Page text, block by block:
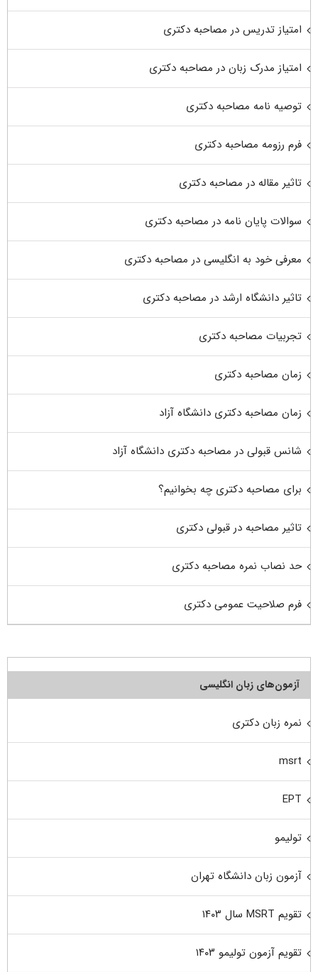
امتیاز تدریس در مصاحبه دکتری
امتیاز مدرک زبان در مصاحبه دکتری
توصیه نامه مصاحبه دکتری
فرم رزومه مصاحبه دکتری
تاثیر مقاله در مصاحبه دکتری
سوالات پایان نامه در مصاحبه دکتری
معرفی خود به انگلیسی در مصاحبه دکتری
تاثیر دانشگاه ارشد در مصاحبه دکتری
تجربیات مصاحبه دکتری
زمان مصاحبه دکتری
زمان مصاحبه دکتری دانشگاه آزاد
شانس قبولی در مصاحبه دکتری دانشگاه آزاد
برای مصاحبه دکتری چه بخوانیم؟
تاثیر مصاحبه در قبولی دکتری
حد نصاب نمره مصاحبه دکتری
فرم صلاحیت عمومی دکتری
آزمون‌های زبان انگلیسی
نمره زبان دکتری
msrt
EPT
تولیمو
آزمون زبان دانشگاه تهران
تقویم MSRT سال ۱۴۰۳
تقویم آزمون تولیمو ۱۴۰۳